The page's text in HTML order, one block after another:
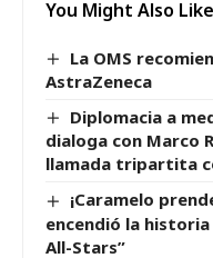
You Might Also Like
La OMS
AstraZeneca
Diplomacia a
dialoga con Marco
llamada tripartita
¡Caramelo
encendió la historia
All-Stars”